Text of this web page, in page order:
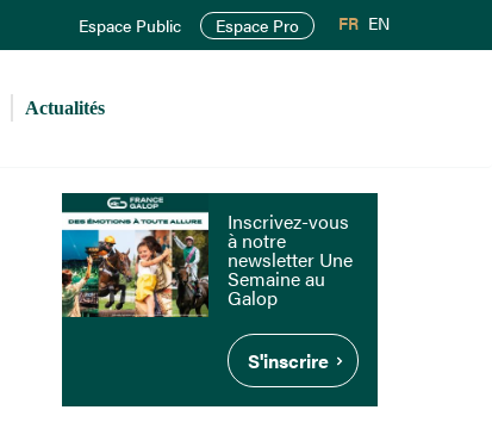
Espace Public Espace Pro FR EN
Actualités
Inscrivez-vous
à notre
newsletter Une
Semaine au
Galop
S'inscrire